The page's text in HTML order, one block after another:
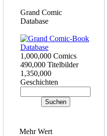
Grand Comic
Database
1,000,000 Comics
490,000 Titelbilder
1,350,000
Geschichten
Mehr Wert